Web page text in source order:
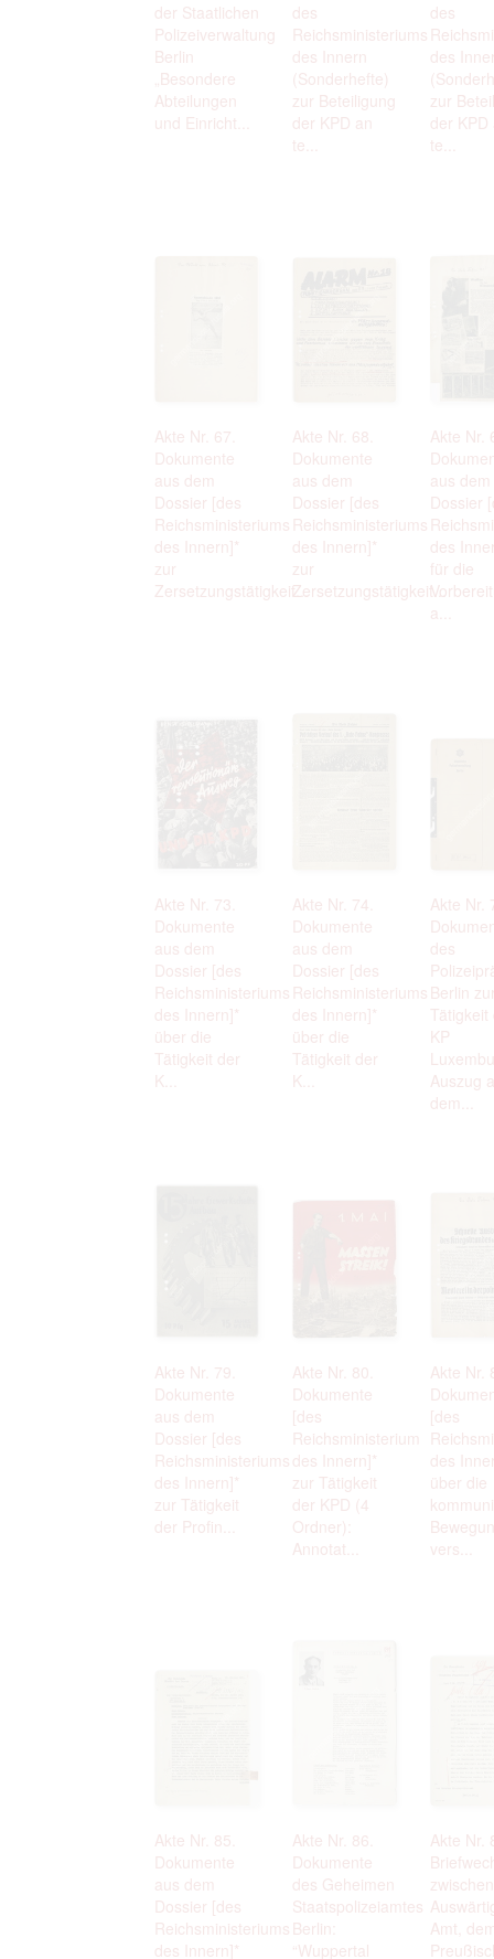
der Staatlichen
Polizeiverwaltung
Berlin
„Besondere
Abteilungen
und Einricht...
des
Reichsministeriums
des Innern
(Sonderhefte)
zur Beteiligung
der KPD an
te...
des
des
zur
der KPD
te...
Akte Nr. 67.
Dokumente
aus dem
Dossier [des
Reichsministeriums
des Innern]*
zur
Zersetzungstätigkeit...
Akte Nr. 68.
Dokumente
aus dem
Dossier [des
Reichsministeriums
des Innern]*
zur
Zersetzungstätigkeit...
Akte Nr.
aus dem
Dossier
des
für die
a...
Akte Nr. 73.
Dokumente
aus dem
Dossier [des
Reichsministeriums
des Innern]*
über die
Tätigkeit der
K...
Akte Nr. 74.
Dokumente
aus dem
Dossier [des
Reichsministeriums
des Innern]*
über die
Tätigkeit der
K...
Akte Nr.
des
Berlin
Tätigkeit
KP
Auszug
dem...
Akte Nr. 79.
Dokumente
aus dem
Dossier [des
Reichsministeriums
des Innern]*
zur Tätigkeit
der Profin...
Akte Nr. 80.
Dokumente
[des
Reichsministerium
des Innern]*
zur Tätigkeit
der KPD (4
Ordner):
Annotat...
Akte Nr.
[des
des
über die
vers...
Akte Nr. 85.
Dokumente
aus dem
Dossier [des
Reichsministeriums
des Innern]*
Akte Nr. 86.
Dokumente
des Geheimen
Staatspolizeiamtes
Berlin:
“Wuppertal
Akte Nr.
Amt,